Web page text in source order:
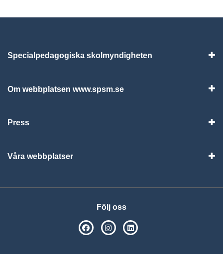
Specialpedagogiska skolmyndigheten
Om webbplatsen www.spsm.se
Press
Våra webbplatser
Följ oss
SPSM på Facebook
SPSM på Instagram